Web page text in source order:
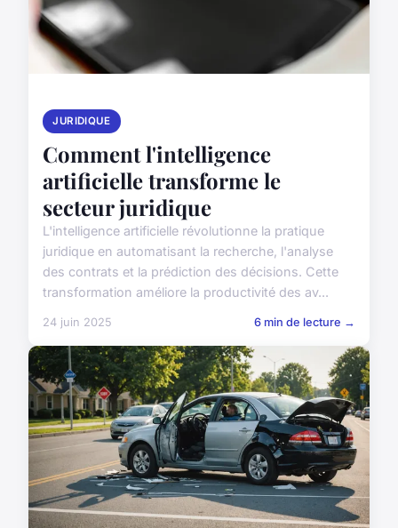
JURIDIQUE
Comment l'intelligence
artificielle transforme le
secteur juridique
L'intelligence artificielle révolutionne la pratique
juridique en automatisant la recherche, l'analyse
des contrats et la prédiction des décisions. Cette
transformation améliore la productivité des av...
24 juin 2025 6 min de lecture →